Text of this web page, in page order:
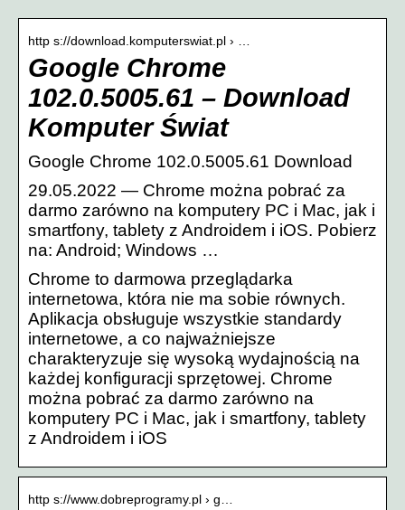
http s://download.komputerswiat.pl › …
Google Chrome
102.0.5005.61 – Download
Komputer Świat
Google Chrome 102.0.5005.61 Download
29.05.2022 — Chrome można pobrać za
darmo zarówno na komputery PC i Mac, jak i
smartfony, tablety z Androidem i iOS. Pobierz
na: Android; Windows …
Chrome to darmowa przeglądarka
internetowa, która nie ma sobie równych.
Aplikacja obsługuje wszystkie standardy
internetowe, a co najważniejsze
charakteryzuje się wysoką wydajnością na
każdej konfiguracji sprzętowej. Chrome
można pobrać za darmo zarówno na
komputery PC i Mac, jak i smartfony, tablety
z Androidem i iOS
http s://www.dobreprogramy.pl › g…